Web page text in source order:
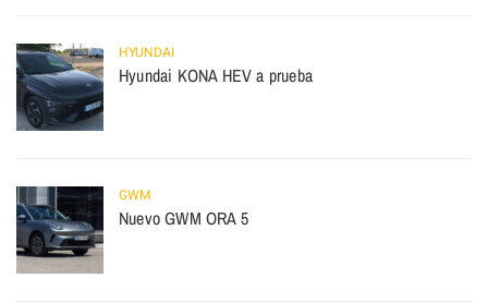
HYUNDAI
Hyundai KONA HEV a prueba
GWM
Nuevo GWM ORA 5